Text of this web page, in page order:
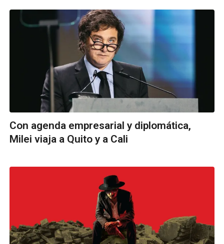
Con agenda empresarial y diplomática,
Milei viaja a Quito y a Cali